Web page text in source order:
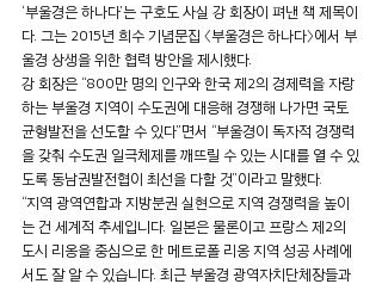
‘부울경은 하나다’는 구호도 사실 강 회장이 펴낸 책 제목이
다. 그는 2015년 희수 기념문집 〈부울경은 하나다〉에서 부
울경 상생을 위한 협력 방안을 제시했다.
강 회장은 “800만 명의 인구와 한국 제2의 경제력을 자랑
하는 부울경 지역이 수도권에 대응해 경쟁해 나가면 국토
균형발전을 선도할 수 있다”면서 “부울경이 독자적 경쟁력
을 갖춰 수도권 일극체제를 깨뜨릴 수 있는 시대를 열 수 있
도록 동남권발전협이 최선을 다할 것”이라고 말했다.
“지역 광역연합과 지방분권 실현으로 지역 경쟁력을 높이
는 건 세계적 추세입니다. 일본은 물론이고 프랑스 제2의
도시 리옹을 중심으로 한 메트로폴 리옹 지역 성공 사례에
서도 잘 알 수 있습니다. 최근 부울경 광역자치단체장들과